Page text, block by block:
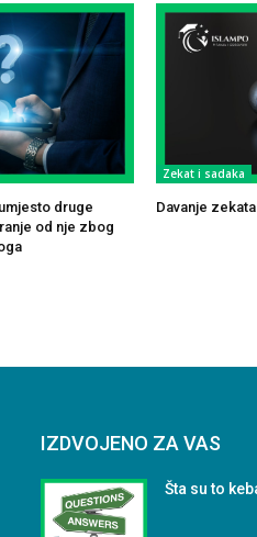
druge
od nje zbog
Zekat i sadaka
Davanje
IZDVOJENO ZA VAS
Šta su to